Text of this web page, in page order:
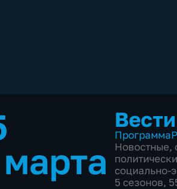
Программа
Новостные,
социально-
5 сезонов,